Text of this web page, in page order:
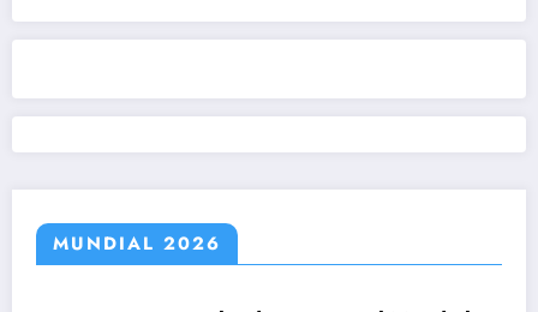
MUNDIAL 2026